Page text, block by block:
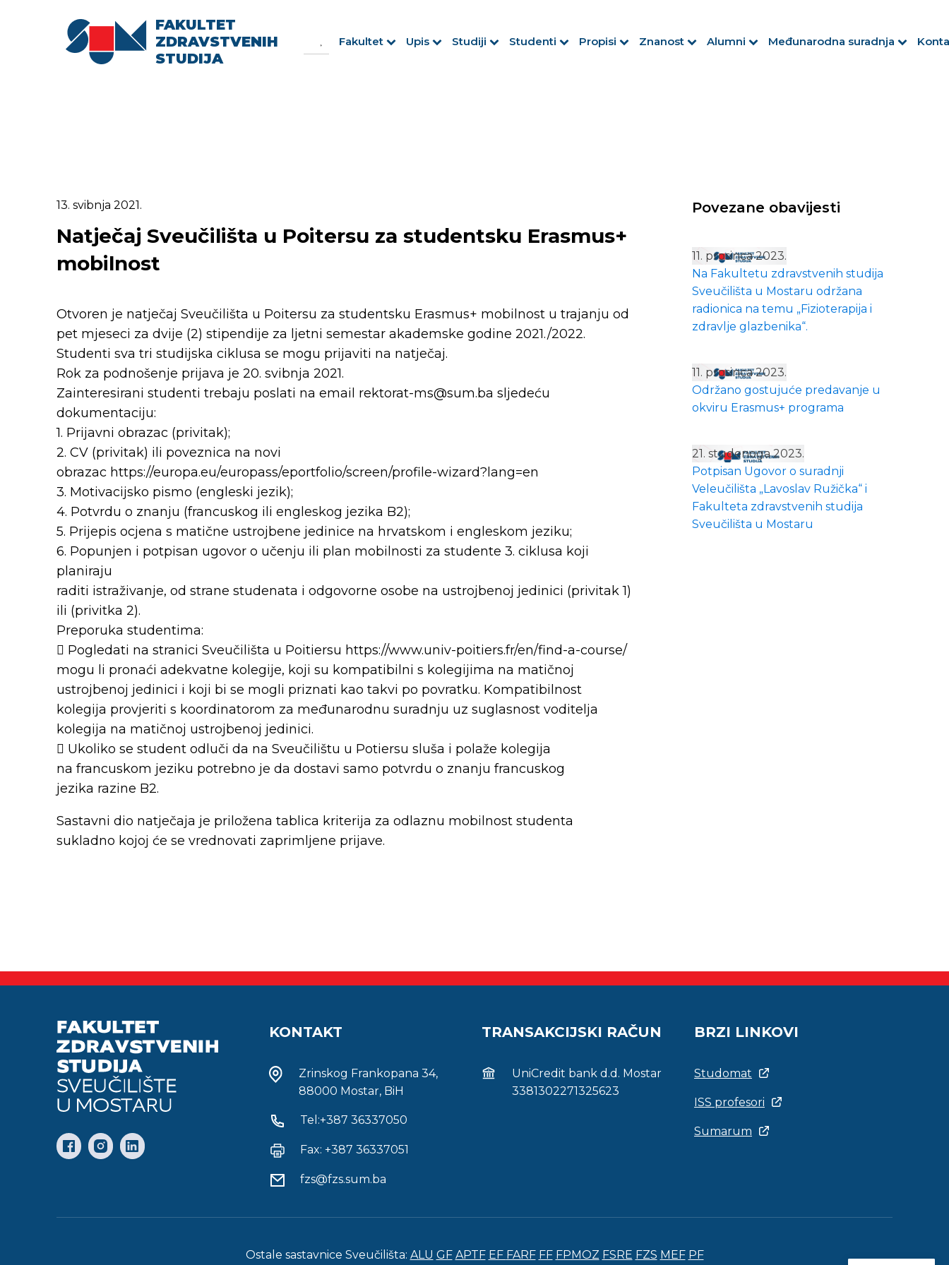
FAKULTET
ZDRAVSTVENIH
STUDIJA
for:
Fakultet Upis Studiji Studenti Propisi Znanost Alumni Međunarodna suradnja
13. svibnja 2021.
Natječaj Sveučilišta u Poitersu za studentsku Erasmus+
mobilnost
Otvoren je natječaj Sveučilišta u Poitersu za studentsku Erasmus+ mobilnost u trajanju od
pet mjeseci za dvije (2) stipendije za ljetni semestar akademske godine 2021./2022.
Studenti sva tri studijska ciklusa se mogu prijaviti na natječaj.
Rok za podnošenje prijava je 20. svibnja 2021.
Zainteresirani studenti trebaju poslati na email rektorat-ms@sum.ba sljedeću
dokumentaciju:
1. Prijavni obrazac (privitak);
2. CV (privitak) ili poveznica na novi
obrazac https://europa.eu/europass/eportfolio/screen/profile-wizard?lang=en
3. Motivacijsko pismo (engleski jezik);
4. Potvrdu o znanju (francuskog ili engleskog jezika B2);
5. Prijepis ocjena s matične ustrojbene jedinice na hrvatskom i engleskom jeziku;
6. Popunjen i potpisan ugovor o učenju ili plan mobilnosti za studente 3. ciklusa koji
planiraju
raditi istraživanje, od strane studenata i odgovorne osobe na ustrojbenoj jedinici (privitak 1)
ili (privitka 2).
Preporuka studentima:
 Pogledati na stranici Sveučilišta u Poitiersu https://www.univ-poitiers.fr/en/find-a-course/
mogu li pronaći adekvatne kolegije, koji su kompatibilni s kolegijima na matičnoj
ustrojbenoj jedinici i koji bi se mogli priznati kao takvi po povratku. Kompatibilnost
kolegija provjeriti s koordinatorom za međunarodnu suradnju uz suglasnost voditelja
kolegija na matičnoj ustrojbenoj jedinici.
 Ukoliko se student odluči da na Sveučilištu u Potiersu sluša i polaže kolegija
na francuskom jeziku potrebno je da dostavi samo potvrdu o znanju francuskog
jezika razine B2.
Sastavni dio natječaja je priložena tablica kriterija za odlaznu mobilnost studenta
sukladno kojoj će se vrednovati zaprimljene prijave.
Povezane obavijesti
11. prosinca 2023.
Na Fakultetu zdravstvenih studija
Sveučilišta u Mostaru održana
radionica na temu „Fizioterapija i
zdravlje glazbenika“.
11. prosinca 2023.
Održano gostujuće predavanje u
okviru Erasmus+ programa
21. studenoga 2023.
Potpisan Ugovor o suradnji
Veleučilišta „Lavoslav Ružička“ i
Fakulteta zdravstvenih studija
Sveučilišta u Mostaru
KONTAKT
Zrinskog Frankopana 34,
88000 Mostar, BiH
Tel:+387 36337050
Fax: +387 36337051
fzs@fzs.sum.ba
TRANSAKCIJSKI RAČUN
UniCredit bank d.d. Mostar
3381302271325623
BRZI LINKOVI
Studomat
ISS profesori
Sumarum
Ostale sastavnice Sveučilišta: ALU GF APTF EF FARF FF FPMOZ FSRE FZS MEF PF